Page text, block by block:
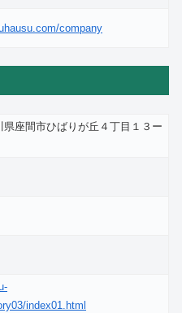
company
県座間市ひばりが丘４丁目１３ー
index01.html